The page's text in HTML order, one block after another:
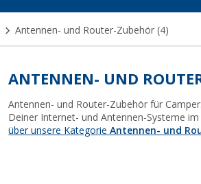
Antennen- und Router-Zubehör (4)
ANTENNEN- UND
Antennen- und Router-Zubehör für
Deiner Internet- und Antennen-Systeme
über unsere KategorieAntennen- und